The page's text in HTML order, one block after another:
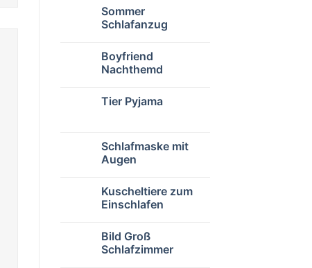
Sommer
Schlafanzug
Boyfriend
Nachthemd
Tier Pyjama
Schlafmaske mit
Augen
Kuscheltiere zum
Einschlafen
Bild Groß
Schlafzimmer